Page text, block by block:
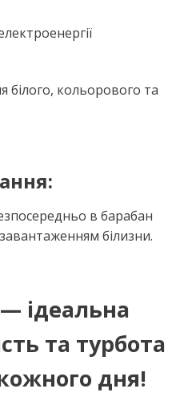
білого, кольорового та
в барабан
білизни.
ідеальна
та турбота
дня!